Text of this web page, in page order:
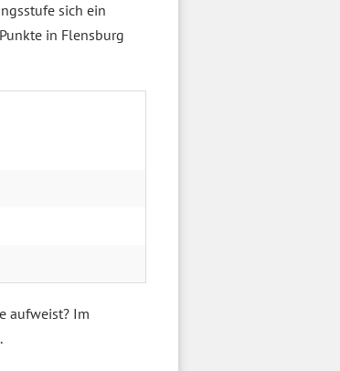
sich ein
in Flensburg
aufweist? Im